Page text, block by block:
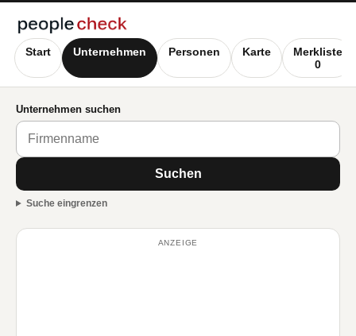
Start Unternehmen Personen Karte
Merkliste
0
Unternehmen suchen
Suchen
Suche eingrenzen
ANZEIGE